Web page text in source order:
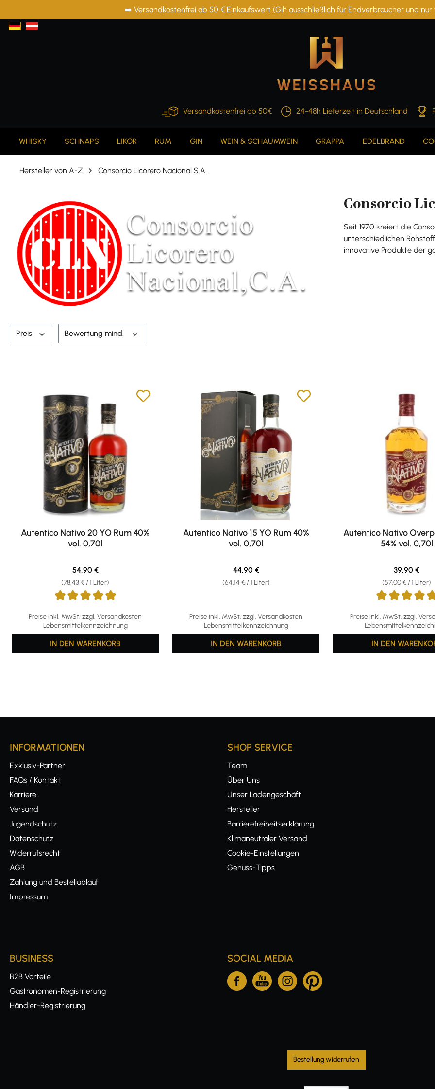
Zur Hauptnavigation springen➡️ Versandkostenfrei ab 50 € Einkaufswert (Gilt ausschließlich für Endverbraucher und
Versandkostenfrei ab 50€ 24-48h Lieferzeit in Deutschland
WHISKY SCHNAPS LIKÖR RUM GIN WEIN & SCHAUMWEIN GRAPPA EDELBRAND
Hersteller von A-Z Consorcio Licorero Nacional S.A.
Consorcio
Seit 1970 kreiert die
unterschiedlichen
innovative Produkte der
Preis Bewertung mind.
Autentico Nativo 20 YO Rum 40%
vol. 0,70l
Preise inkl. MwSt. zzgl. Versandkosten
Lebensmittelkennzeichnung
(78,43 € / 1 Liter)
Regulärer Preis:
54,90 €
IN DEN WARENKORB
Autentico Nativo 15 YO Rum 40%
vol. 0,70l
Preise inkl. MwSt. zzgl. Versandkosten
Lebensmittelkennzeichnung
(64,14 € / 1 Liter)
Regulärer Preis:
44,90 €
IN DEN WARENKORB
Autentico Nativo
54% vol. 0,70l
Preise inkl. MwSt. zzgl.
(57,00 € / 1 Liter)
Regulärer
39,90 €
IN DEN
INFORMATIONEN
Exklusiv-Partner
FAQs / Kontakt
Karriere
Versand
Jugendschutz
Datenschutz
Widerrufsrecht
AGB
Zahlung und Bestellablauf
Impressum
SHOP SERVICE
Team
Über Uns
Unser Ladengeschäft
Hersteller
Barrierefreiheitserklärung
Klimaneutraler Versand
Cookie-Einstellungen
Genuss-Tipps
BUSINESS
B2B Vorteile
Gastronomen-Registrierung
Händler-Registrierung
SOCIAL MEDIA
Bestellung widerrufen